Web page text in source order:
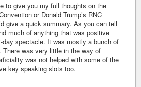
to give you my full thoughts on the
or Donald Trump’s RNC
give a quick summary. As you can tell
much of anything that was positive
spectacle. It was mostly a bunch of
There was very little in the way of
was not helped with some of the
key speaking slots too.